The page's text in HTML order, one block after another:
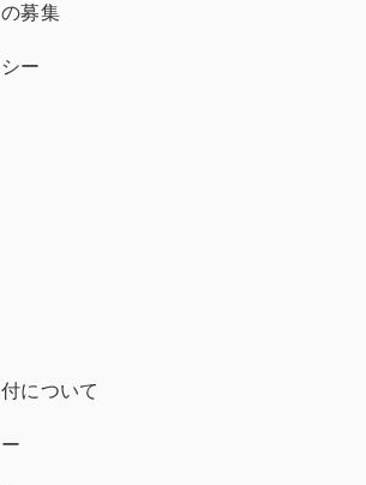
募集
ー
について